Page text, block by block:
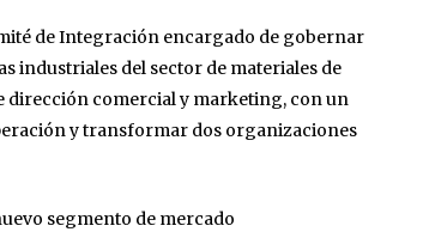
de Integración encargado de gobernar
industriales del sector de materiales de
dirección comercial y marketing, con un
y transformar dos organizaciones
segmento de mercado